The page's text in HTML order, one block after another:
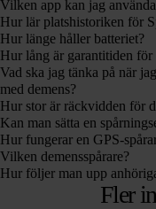
Vilken app kan jag
Hur lär platshistoriken för
Hur länge håller batteriet?
Hur lång är garantitiden för
Vad ska jag tänka på när
med demens?
Hur stor är räckvidden för
Kan man sätta en
Hur fungerar en GPS-
Vilken demensspårare?
Hur följer man upp
Fler